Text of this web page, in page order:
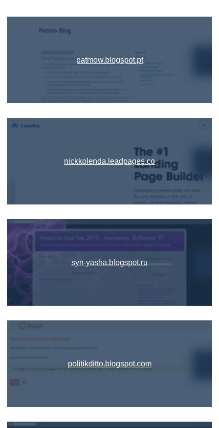
patmow.blogspot.pt
nickkolenda.leadpages.co
syn-yasha.blogspot.ru
politikditto.blogspot.com